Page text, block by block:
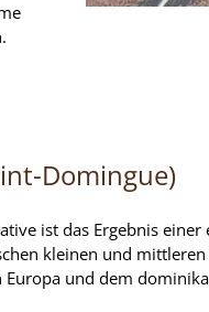
Domingue)
ist das Ergebnis
kleinen und
und dem